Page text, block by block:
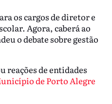
os cargos de diretor e
Agora, caberá ao
o debate sobre gestão
reações de entidades
de Porto Alegre